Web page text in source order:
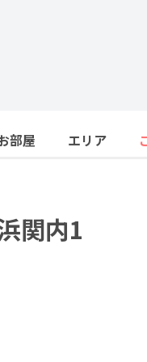
部屋 エリア
関内1